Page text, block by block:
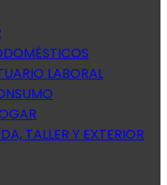
LABORAL
TALLER Y EXTERIOR